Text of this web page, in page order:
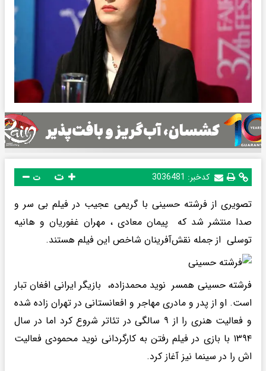
کدخبر: 3036481 ت
تصویری از فرشته حسینی با گریمی عجیب در فیلم بی سر و
صدا منتشر شد که پیمان معادی ، مهران غفوریان و هانیه
توسلی از جمله نقش‌آفرینان شاخص این فیلم هستند.
فرشته حسینی همسر نوید محمدزاده، بازیگر ایرانی افغان تبار
است. او از پدر و مادری مهاجر و افعانستانی در تهران زاده شده
و فعالیت هنری را از ۹ سالگی در تئاتر شروع کرد اما در سال
۱۳۹۴ با بازی در فیلم رفتن به کارگردانی نوید محمودی فعالیت‌
اش را در سینما نیز آغاز کرد.